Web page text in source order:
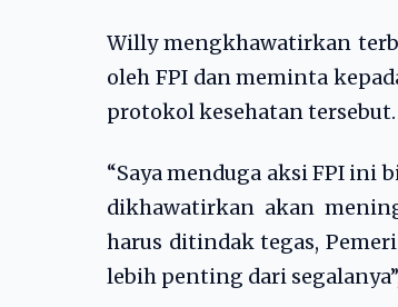
Willy mengkhawatirkan
oleh FPI dan meminta
protokol kesehatan tersebut.
“Saya menduga aksi FPI ini
dikhawatirkan akan
harus ditindak tegas,
lebih penting dari